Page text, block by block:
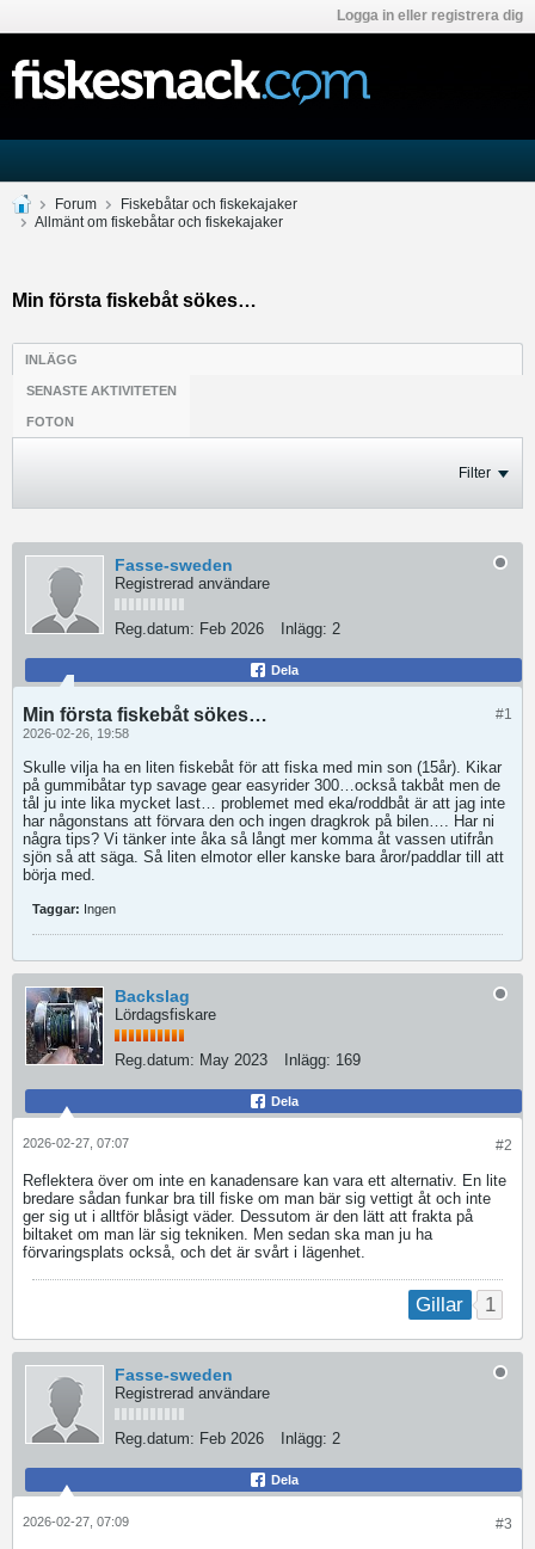
Logga in eller registrera dig
Forum
Fiskebåtar och fiskekajaker
Allmänt om fiskebåtar och fiskekajaker
Min första fiskebåt sökes…
INLÄGG
SENASTE AKTIVITETEN
FOTON
Filter
Fasse-sweden
Registrerad användare
Reg.datum: Feb 2026 Inlägg: 2
Dela
#1
Min första fiskebåt sökes…
2026-02-26, 19:58
Skulle vilja ha en liten fiskebåt för att fiska med min son (15år). Kikar
på gummibåtar typ savage gear easyrider 300…också takbåt men de
tål ju inte lika mycket last… problemet med eka/roddbåt är att jag inte
har någonstans att förvara den och ingen dragkrok på bilen…. Har ni
några tips? Vi tänker inte åka så långt mer komma åt vassen utifrån
sjön så att säga. Så liten elmotor eller kanske bara åror/paddlar till att
börja med.
Taggar: Ingen
Backslag
Lördagsfiskare
Reg.datum: May 2023 Inlägg: 169
Dela
#2
2026-02-27, 07:07
Reflektera över om inte en kanadensare kan vara ett alternativ. En lite
bredare sådan funkar bra till fiske om man bär sig vettigt åt och inte
ger sig ut i alltför blåsigt väder. Dessutom är den lätt att frakta på
biltaket om man lär sig tekniken. Men sedan ska man ju ha
förvaringsplats också, och det är svårt i lägenhet.
Gillar 1
Fasse-sweden
Registrerad användare
Reg.datum: Feb 2026 Inlägg: 2
Dela
#3
2026-02-27, 07:09